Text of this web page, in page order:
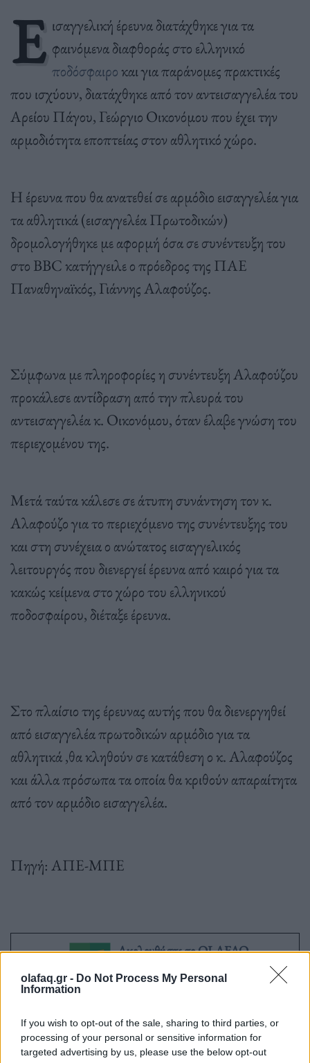
olafaq.gr - Do Not Process My Personal
Information
If you wish to opt-out of the sale, sharing to third parties, or
processing of your personal or sensitive information for
targeted advertising by us, please use the below opt-out
E ισαγγελική έρευνα διατάχθηκε για τα
φαινόμενα διαφθοράς στο ελληνικό
ποδόσφαιροκαι για παράνομες πρακτικές
που ισχύουν, διατάχθηκε από τον αντεισαγγελέα του
Αρείου Πάγου, Γεώργιο Οικονόμου που έχει την
αρμοδιότητα εποπτείας στον αθλητικό χώρο.
Η έρευνα που θα ανατεθεί σε αρμόδιο εισαγγελέα για
τα αθλητικά (εισαγγελέα Πρωτοδικών)
δρομολογήθηκε με αφορμή όσα σε συνέντευξη του
στο BBC κατήγγειλε ο πρόεδρος της ΠΑΕ
Παναθηναϊκός, Γιάννης Αλαφούζος.
Σύμφωνα με πληροφορίες η συνέντευξη Αλαφούζου
προκάλεσε αντίδραση από την πλευρά του
αντεισαγγελέα κ. Οικονόμου, όταν έλαβε γνώση του
περιεχομένου της.
Μετά ταύτα κάλεσε σε άτυπη συνάντηση τον κ.
Αλαφούζο για το περιεχόμενο της συνέντευξης του
και στη συνέχεια ο ανώτατος εισαγγελικός
λειτουργός που διενεργεί έρευνα από καιρό για τα
κακώς κείμενα στο χώρο του ελληνικού
ποδοσφαίρου, διέταξε έρευνα.
Στο πλαίσιο της έρευνας αυτής που θα διενεργηθεί
από εισαγγελέα πρωτοδικών αρμόδιο για τα
αθλητικά ,θα κληθούν σε κατάθεση ο κ. Αλαφούζος
και άλλα πρόσωπα τα οποία θα κριθούν απαραίτητα
από τον αρμόδιο εισαγγελέα.
Πηγή: ΑΠΕ-ΜΠΕ
Ακολουθήστε το OLAFAQ
στο Google News